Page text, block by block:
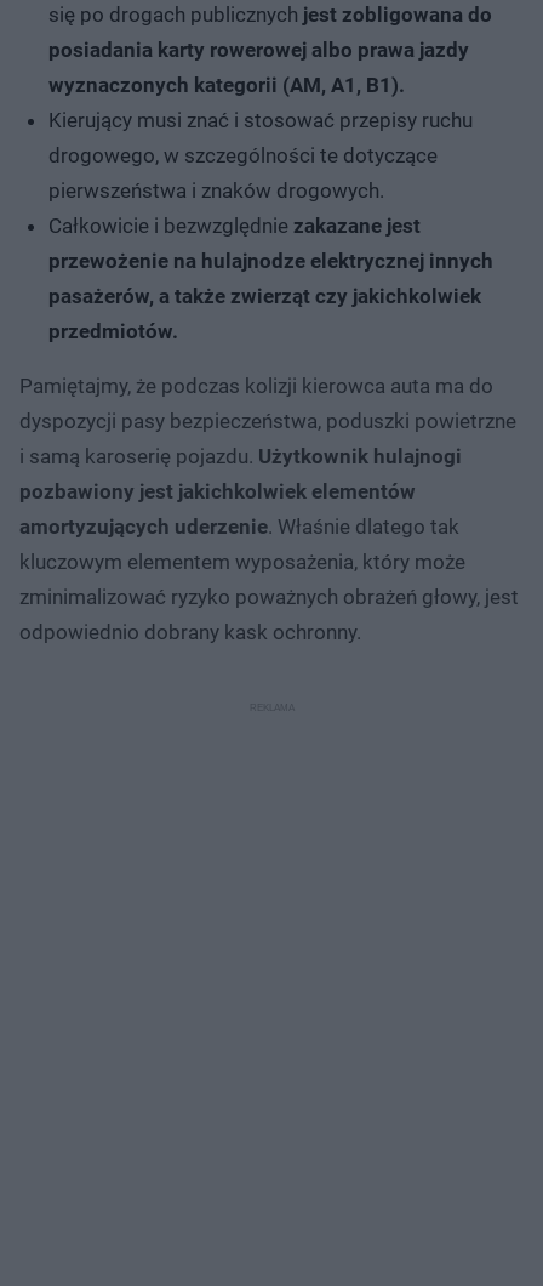
się po drogach publicznych jest zobligowana do
posiadania karty rowerowej albo prawa jazdy
wyznaczonych kategorii (AM, A1, B1).
Kierujący musi znać i stosować przepisy ruchu
drogowego, w szczególności te dotyczące
pierwszeństwa i znaków drogowych.
Całkowicie i bezwzględnie zakazane jest
przewożenie na hulajnodze elektrycznej innych
pasażerów, a także zwierząt czy jakichkolwiek
przedmiotów.
Pamiętajmy, że podczas kolizji kierowca auta ma do
dyspozycji pasy bezpieczeństwa, poduszki powietrzne
i samą karoserię pojazdu. Użytkownik hulajnogi
pozbawiony jest jakichkolwiek elementów
amortyzujących uderzenie. Właśnie dlatego tak
kluczowym elementem wyposażenia, który może
zminimalizować ryzyko poważnych obrażeń głowy, jest
odpowiednio dobrany kask ochronny.